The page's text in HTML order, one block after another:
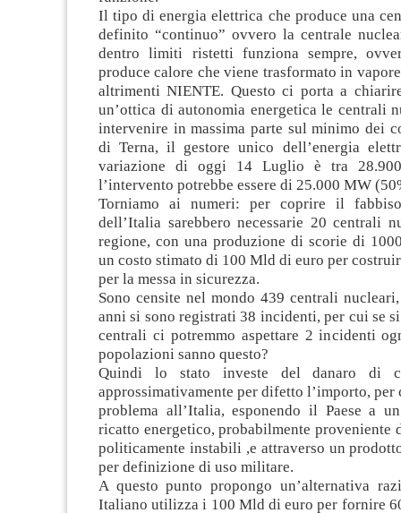
Il tipo di energia elettrica che produce una
definito “continuo” ovvero la centrale
dentro limiti ristetti funziona sempre,
produce calore che viene trasformato in
altrimenti NIENTE. Questo ci porta a
un’ottica di autonomia energetica le centrali
intervenire in massima parte sul minimo dei
di Terna, il gestore unico dell’energia
variazione di oggi 14 Luglio è tra
l’intervento potrebbe essere di 25.000 MW
Torniamo ai numeri: per coprire il
dell’Italia sarebbero necessarie 20 centrali
regione, con una produzione di scorie di
un costo stimato di 100 Mld di euro per
per la messa in sicurezza.
Sono censite nel mondo 439 centrali
anni si sono registrati 38 incidenti, per cui se
centrali ci potremmo aspettare 2 incidenti
popolazioni sanno questo?
Quindi lo stato investe del danaro di
approssimativamente per difetto l’importo, per
problema all’Italia, esponendo il Paese a
ricatto energetico, probabilmente proveniente
politicamente instabili ,e attraverso un
per definizione di uso militare.
A questo punto propongo un’alternativa
Italiano utilizza i 100 Mld di euro per fornire